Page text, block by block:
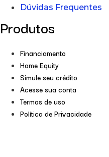
Dúvidas Frequentes
Produtos
Financiamento
Home Equity
Simule seu crédito
Acesse sua conta
Termos de uso
Política de Privacidade